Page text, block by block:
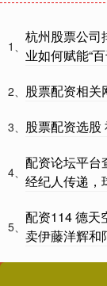
1、
杭州股票公司
业如何赋能“
2、 股票配资相关
3、 股票配资选股
4、
配资论坛平台
经纪人传递，
5、
配资114 德天
卖伊藤洋辉和